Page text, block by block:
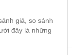
giá, so sánh
đây là những